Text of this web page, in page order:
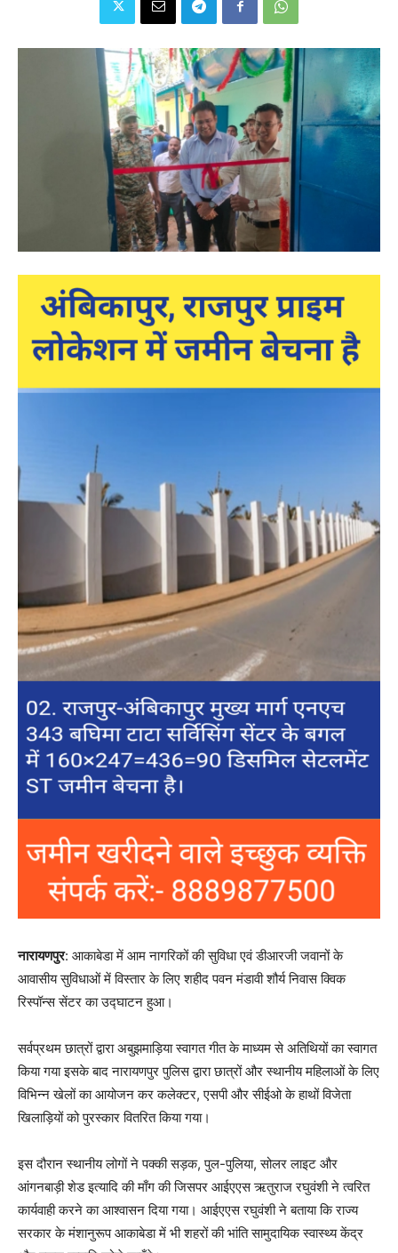
नारायणपुर: आकाबेडा में आम नागरिकों की सुविधा एवं डीआरजी जवानों के
आवासीय सुविधाओं में विस्तार के लिए शहीद पवन मंडावी शौर्य निवास क्विक
रिस्पॉन्स सेंटर का उद्घाटन हुआ।
सर्वप्रथम छात्रों द्वारा अबुझमाड़िया स्वागत गीत के माध्यम से अतिथियों का स्वागत
किया गया इसके बाद नारायणपुर पुलिस द्वारा छात्रों और स्थानीय महिलाओं के लिए
विभिन्न खेलों का आयोजन कर कलेक्टर, एसपी और सीईओ के हाथों विजेता
खिलाड़ियों को पुरस्कार वितरित किया गया।
इस दौरान स्थानीय लोगों ने पक्की सड़क, पुल-पुलिया, सोलर लाइट और
आंगनबाड़ी शेड इत्यादि की माँग की जिसपर आईएएस ऋतुराज रघुवंशी ने त्वरित
कार्यवाही करने का आश्वासन दिया गया। आईएएस रघुवंशी ने बताया कि राज्य
सरकार के मंशानुरूप आकाबेडा में भी शहरों की भांति सामुदायिक स्वास्थ्य केंद्र